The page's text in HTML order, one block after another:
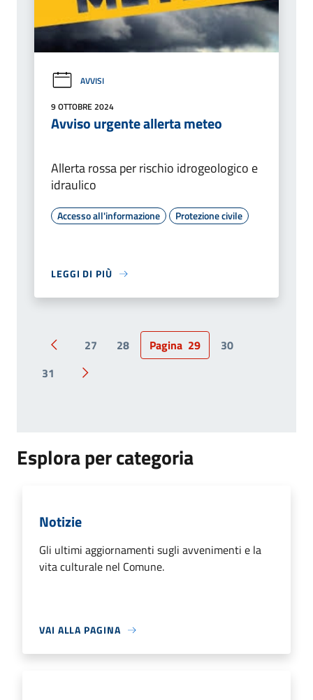
AVVISI
9 OTTOBRE 2024
Avviso urgente allerta meteo
Allerta rossa per rischio idrogeologico e
idraulico
Accesso all'informazione Protezione civile
LEGGI DI PIÙ
Pagina precedente
27 28 Pagina 29
30
31
Pagina successiva
Esplora per categoria
Notizie
Gli ultimi aggiornamenti sugli avvenimenti e la
vita culturale nel Comune.
VAI ALLA PAGINA